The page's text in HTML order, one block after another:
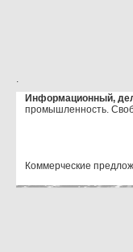
.
Информационный,
промышленность.
Коммерческие